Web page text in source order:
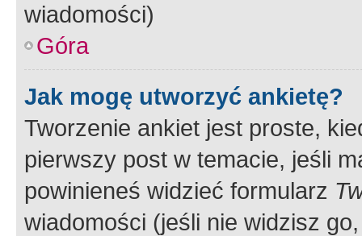
wiadomości)
Góra
Jak mogę utworzyć ankietę?
Tworzenie ankiet jest proste,
pierwszy post w temacie, jeśli
powinieneś widzieć formularz
wiadomości (jeśli nie widzisz